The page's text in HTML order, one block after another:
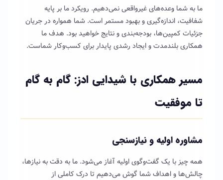
ما به شما وعده‌های غیرواقعی نمی‌دهیم. رویکرد ما بر پایه
شفافیت، اندازه‌گیری و بهبود مستمر است. شما همواره در جریان
جزئیات کمپین‌ها، بودجه‌بندی و نتایج خواهید بود. هدف ما
همکاری بلندمدت و ایجاد رشدی پایدار برای کسب‌وکار شماست.
مسیر همکاری با شیدایی ادز: گام به گام
تا موفقیت
مشاوره اولیه و نیازسنجی
همه چیز با یک گفت‌وگوی اولیه آغاز می‌شود. ما به دقت به نیازها،
چالش‌ها و اهداف شما گوش می‌دهیم تا درک کاملی از